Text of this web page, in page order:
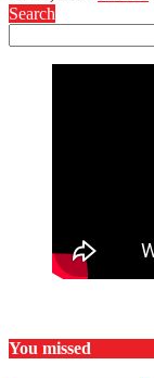
Search
You missed